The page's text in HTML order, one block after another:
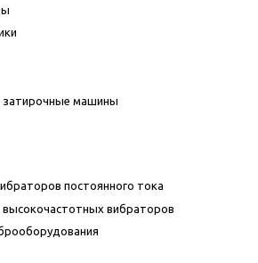
машины
постоянного тока
вибраторов